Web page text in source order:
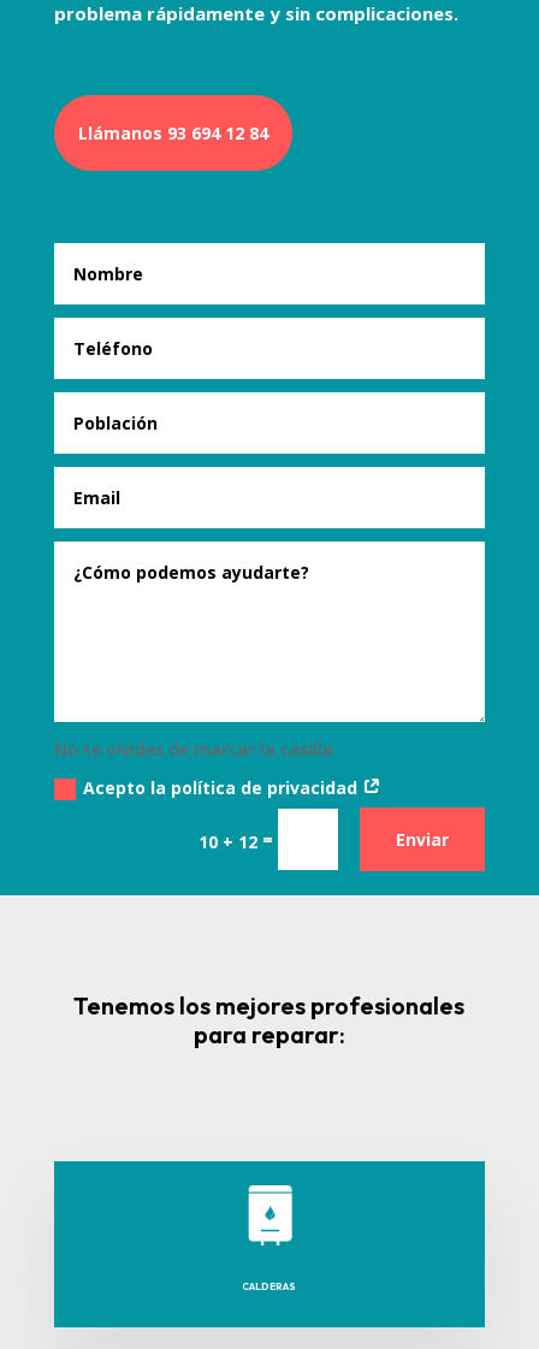
problema rápidamente y sin complicaciones.
Llámanos 93 694 12 84
No te olvides de marcar la casilla
Acepto la política de privacidad
10 + 12 = Enviar
Tenemos los mejores profesionales
para reparar:
CALDERAS